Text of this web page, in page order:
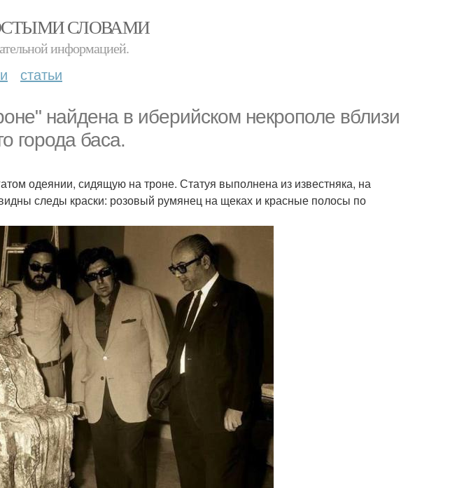
СЛОВАМИ
информацией.
статьи
найдена в иберийском некрополе вблизи
города баса.
одеянии, сидящую на троне. Статуя выполнена из известняка, на
следы краски: розовый румянец на щеках и красные полосы по